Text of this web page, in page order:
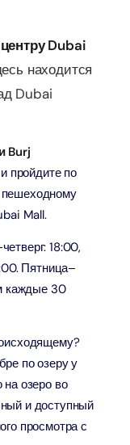
Dubai
находится
Dubai
Burj
пройдите по
Mall.
18:00,
Пятница–
каждые 30
по озеру у
озеро во
и доступный
просмотра с